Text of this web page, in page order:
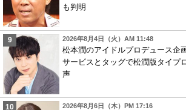
も判明
2026年8月4日（火）AM 11:48
松本潤のアイドルプロデュース企
サービスとタッグで松潤版タイプ
声
2026年8月6日（木）PM 17:16